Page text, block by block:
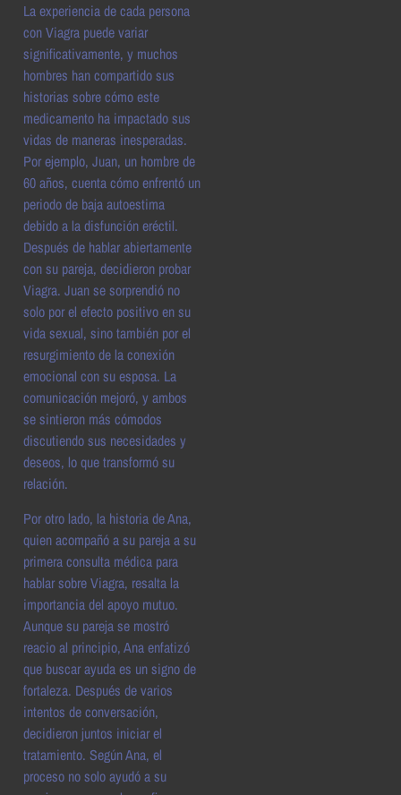
La experiencia de cada persona
con Viagra puede variar
significativamente, y muchos
hombres han compartido sus
historias sobre cómo este
medicamento ha impactado sus
vidas de maneras inesperadas.
Por ejemplo, Juan, un hombre de
60 años, cuenta cómo enfrentó un
periodo de baja autoestima
debido a la disfunción eréctil.
Después de hablar abiertamente
con su pareja, decidieron probar
Viagra. Juan se sorprendió no
solo por el efecto positivo en su
vida sexual, sino también por el
resurgimiento de la conexión
emocional con su esposa. La
comunicación mejoró, y ambos
se sintieron más cómodos
discutiendo sus necesidades y
deseos, lo que transformó su
relación.
Por otro lado, la historia de Ana,
quien acompañó a su pareja a su
primera consulta médica para
hablar sobre Viagra, resalta la
importancia del apoyo mutuo.
Aunque su pareja se mostró
reacio al principio, Ana enfatizó
que buscar ayuda es un signo de
fortaleza. Después de varios
intentos de conversación,
decidieron juntos iniciar el
tratamiento. Según Ana, el
proceso no solo ayudó a su